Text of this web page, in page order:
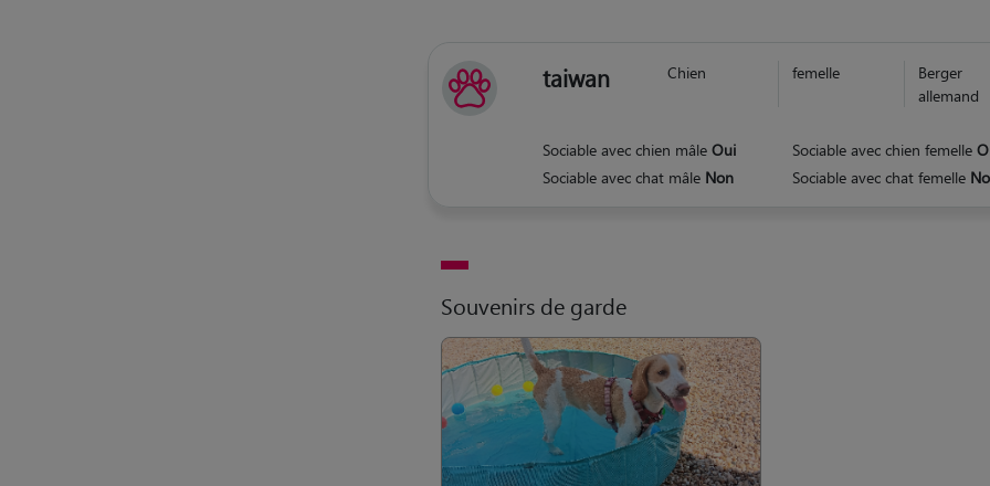
taiwan Chien femelle
Berger
allemand
Sociable avec chien mâle Oui Sociable avec chien femelle
Sociable avec chat mâle Non Sociable avec chat femelle
Souvenirs de garde